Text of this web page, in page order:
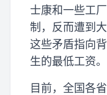
士康和一些工
制，反而遭到
这些矛盾指向
生的最低工资。
目前，全国各